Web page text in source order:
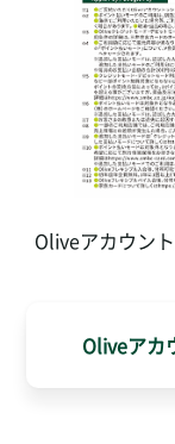
Oliveアカウン
Oliveアカ